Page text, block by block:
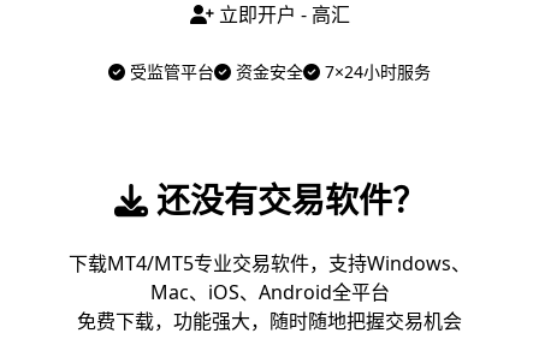
立即开户 - 高汇
受监管平台 资金安全 7×24小时服务
还没有交易软件？
下载MT4/MT5专业交易软件，支持Windows、
Mac、iOS、Android全平台
免费下载，功能强大，随时随地把握交易机会